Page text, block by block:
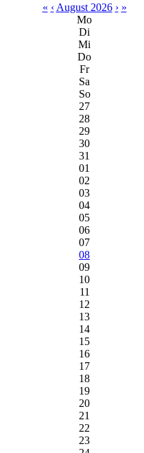
« ‹ August 2026 › »
Mo
Di
Mi
Do
Fr
Sa
So
27
28
29
30
31
01
02
03
04
05
06
07
08
09
10
11
12
13
14
15
16
17
18
19
20
21
22
23